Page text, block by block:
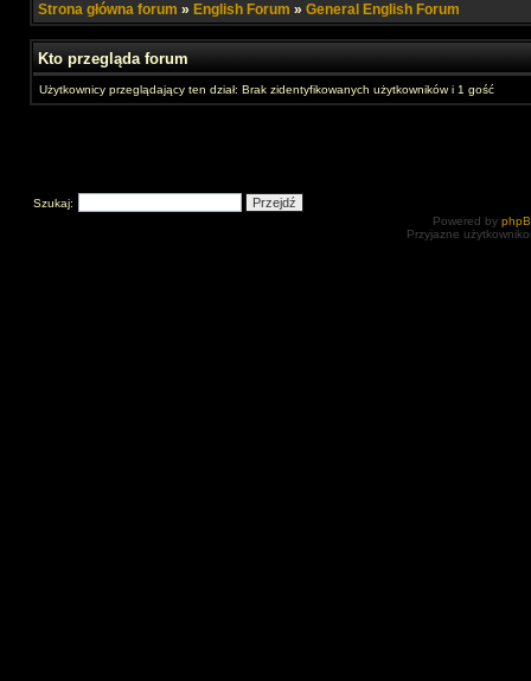
Strona główna forum » English Forum » General English Forum
Kto przegląda forum
Użytkownicy przeglądający ten dział: Brak zidentyfikowanych użytkowników i 1 gość
Szukaj:
Powered by
Przyjazne